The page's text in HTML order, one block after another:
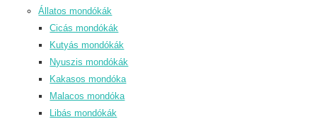
Állatos mondókák
Cicás mondókák
Kutyás mondókák
Nyuszis mondókák
Kakasos mondóka
Malacos mondóka
Libás mondókák